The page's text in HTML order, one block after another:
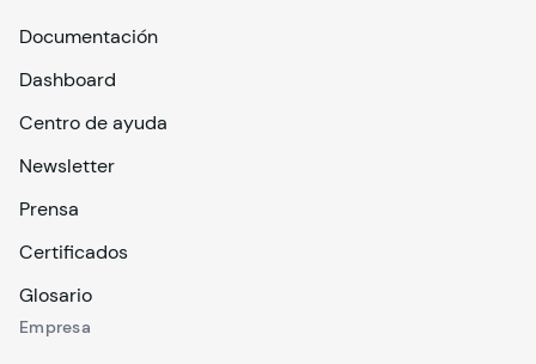
Documentación
Dashboard
Centro de ayuda
Newsletter
Prensa
Certificados
Glosario
Empresa